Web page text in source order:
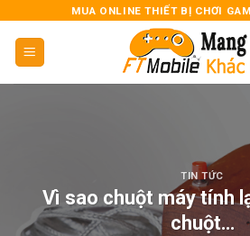
content
MUA ONLINE THIẾT BỊ CHƠI
TIN TỨC
Vì sao chuột máy tính
chuột…